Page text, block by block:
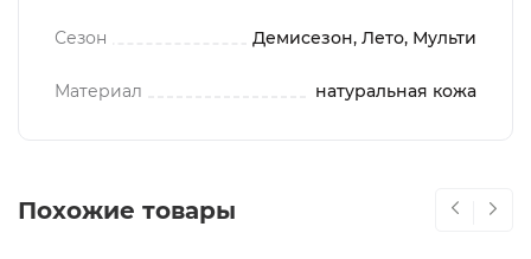
Сезон Демисезон, Лето, Мульти
Материал натуральная кожа
Похожие товары